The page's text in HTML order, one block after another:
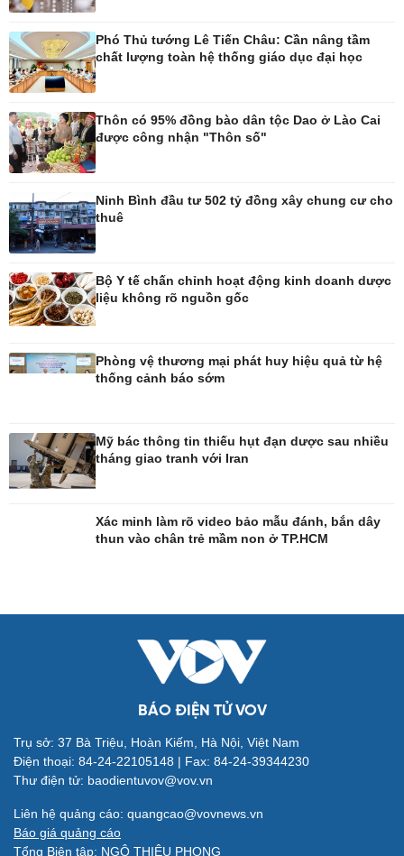
Pháp luật
Vụ án
Tin nóng
Tư vấn luật
Bóng đá quốc tế
eSports
Ô tô - Xe máy
Xe máy
Doanh nghiệp 24h
Doanh nhân
Tin Công nghệ
Dinh dưỡng - món ngon
Cây thuốc
Làm đẹp - giảm cân
Ăn sạch sống khỏe
Đời sống
Nhà đẹp
Blog
Văn hóa
Âm nhạc
Phó Thủ tướng Lê Tiến Châu: Cần nâng tầm
chất lượng toàn hệ thống giáo dục đại học
Thôn có 95% đồng bào dân tộc Dao ở Lào Cai
được công nhận "Thôn số"
Ninh Bình đầu tư 502 tỷ đồng xây chung cư cho
thuê
Bộ Y tế chấn chỉnh hoạt động kinh doanh dược
liệu không rõ nguồn gốc
Phòng vệ thương mại phát huy hiệu quả từ hệ
thống cảnh báo sớm
Mỹ bác thông tin thiếu hụt đạn dược sau nhiều
tháng giao tranh với Iran
Xác minh làm rõ video bảo mẫu đánh, bắn dây
thun vào chân trẻ mầm non ở TP.HCM
BÁO ĐIỆN TỬ VOV
Trụ sở: 37 Bà Triệu, Hoàn Kiếm, Hà Nội, Việt Nam
Điện thoại: 84-24-22105148 | Fax: 84-24-39344230
Thư điện tử: baodientuvov@vov.vn
Liên hệ quảng cáo: quangcao@vovnews.vn
Báo giá quảng cáo
Tổng Biên tập: NGÔ THIỆU PHONG